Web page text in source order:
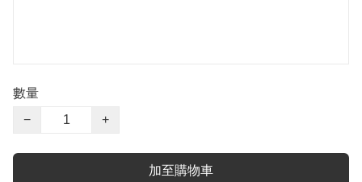
數量
−
+
加至購物車